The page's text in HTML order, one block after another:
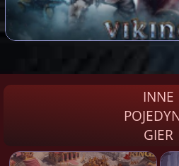
INNE
GIER